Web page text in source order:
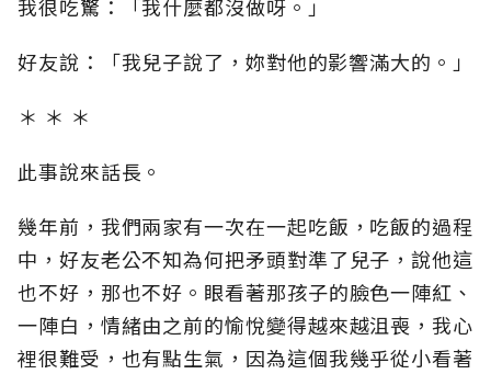
我很吃驚：「我什麼都沒做呀。」
好友說：「我兒子說了，妳對他的影響滿大的。」
＊ ＊ ＊
此事說來話長。
幾年前，我們兩家有一次在一起吃飯，吃飯的過程
中，好友老公不知為何把矛頭對準了兒子，說他這
也不好，那也不好。眼看著那孩子的臉色一陣紅、
一陣白，情緒由之前的愉悅變得越來越沮喪，我心
裡很難受，也有點生氣，因為這個我幾乎從小看著